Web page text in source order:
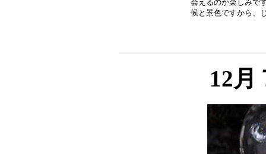
会えるのか楽しみで
12月